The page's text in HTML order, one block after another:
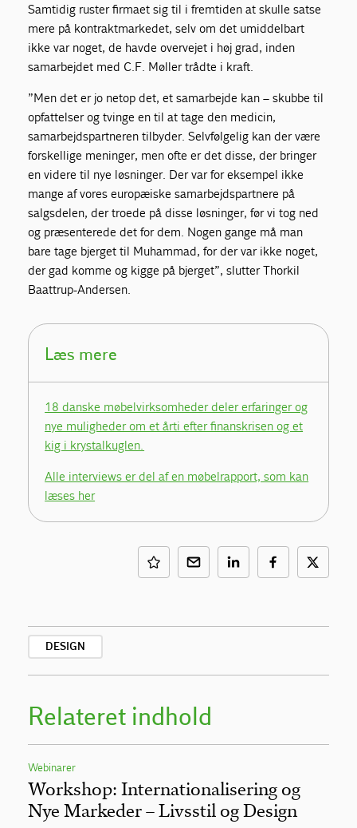
Samtidig ruster firmaet sig til i fremtiden at skulle satse
mere på kontraktmarkedet, selv om det umiddelbart
ikke var noget, de havde overvejet i høj grad, inden
samarbejdet med C.F. Møller trådte i kraft.
”Men det er jo netop det, et samarbejde kan – skubbe til
opfattelser og tvinge en til at tage den medicin,
samarbejdspartneren tilbyder. Selvfølgelig kan der være
forskellige meninger, men ofte er det disse, der bringer
en videre til nye løsninger. Der var for eksempel ikke
mange af vores europæiske samarbejdspartnere på
salgsdelen, der troede på disse løsninger, før vi tog ned
og præsenterede det for dem. Nogen gange må man
bare tage bjerget til Muhammad, for der var ikke noget,
der gad komme og kigge på bjerget”, slutter Thorkil
Baattrup-Andersen.
Læs mere
18 danske møbelvirksomheder deler erfaringer og
nye muligheder om et årti efter finanskrisen og et
kig i krystalkuglen.
Alle interviews er del af en møbelrapport, som kan
læses her
DESIGN
Relateret indhold
Webinarer
Workshop: Internationalisering og
Nye Markeder – Livsstil og Design